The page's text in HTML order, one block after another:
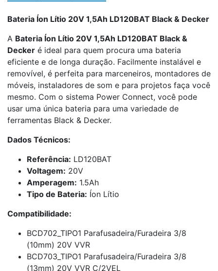
Bateria Íon Lítio 20V 1,5Ah LD120BAT Black & Decker
A Bateria Íon Lítio 20V 1,5Ah LD120BAT Black &
Decker é ideal para quem procura uma bateria
eficiente e de longa duração. Facilmente instalável e
removível, é perfeita para marceneiros, montadores de
móveis, instaladores de som e para projetos faça você
mesmo. Com o sistema Power Connect, você pode
usar uma única bateria para uma variedade de
ferramentas Black & Decker.
Dados Técnicos:
Referência: LD120BAT
Voltagem: 20V
Amperagem: 1.5Ah
Tipo de Bateria: Íon Lítio
Compatibilidade:
BCD702_TIPO1 Parafusadeira/Furadeira 3/8
(10mm) 20V VVR
BCD703_TIPO1 Parafusadeira/Furadeira 3/8
(13mm) 20V VVR C/2VEL